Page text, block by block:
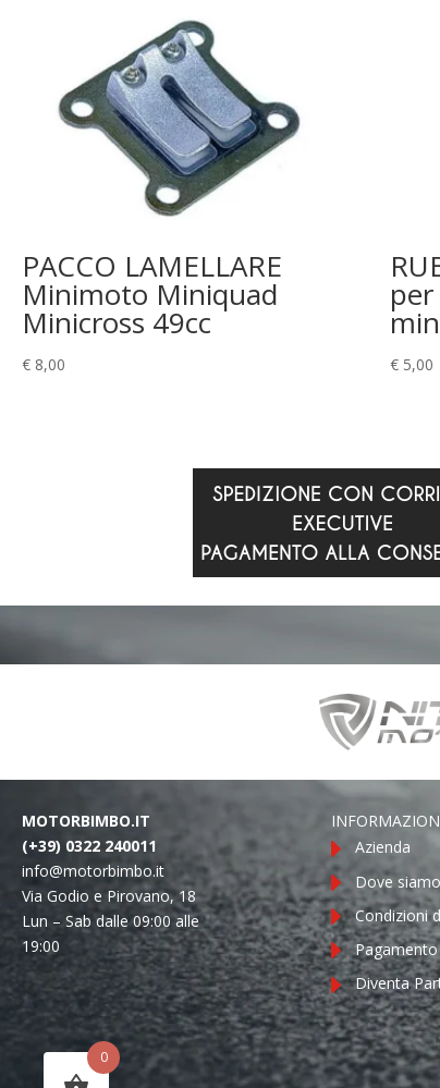
PACCO LAMELLARE
Minimoto Miniquad
Minicross 49cc
€ 8,00 € 5,00
MOTORBIMBO.IT
(+39) 0322 240011
info@motorbimbo.it
Via Godio e Pirovano, 18
Lun – Sab dalle 09:00 alle
19:00
Azienda
Dove siamo
Condizioni
Diventa
0